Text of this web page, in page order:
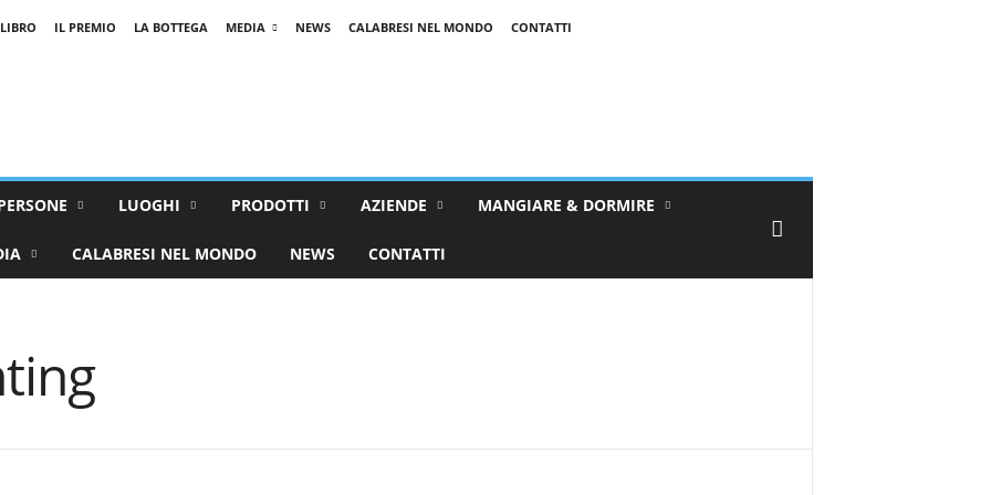
IL PREMIO LA BOTTEGA MEDIA NEWS CALABRESI NEL MONDO
CONTATTI
LUOGHI PRODOTTI AZIENDE MANGIARE & DORMIRE
CALABRESI NEL MONDO NEWS CONTATTI